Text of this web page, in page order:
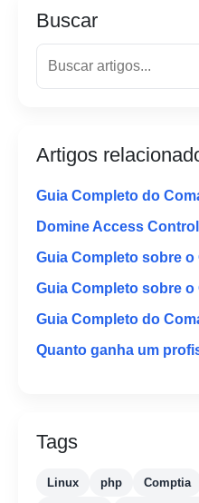
Buscar
Artigos
Guia Completo do
Domine Access
Guia Completo sobre
Guia Completo sobre
Guia Completo do
Quanto ganha um
Tags
Linux php Comptia